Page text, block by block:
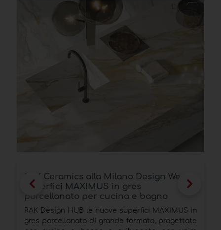
Superfici total black Neolith in pietra
sinterizzata per cucina e bagno
Il nero come linguaggio progettuale tra materia,
prestazioni tecniche e sostenibilità
Categoria: Materiali tecnologici